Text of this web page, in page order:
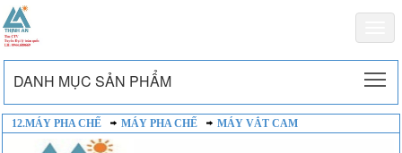
DANH MỤC SẢN PHẨM
12.MÁY PHA CHẾ MÁY PHA CHẾ MÁY VẮT CAM